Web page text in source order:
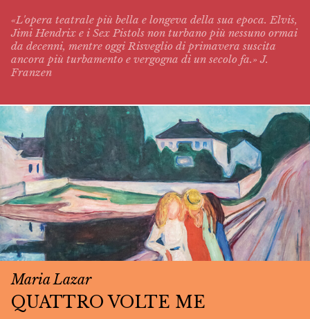
«L'opera teatrale più bella e longeva della sua epoca. Elvis,
Jimi Hendrix e i Sex Pistols non turbano più nessuno ormai
da decenni, mentre oggi Risveglio di primavera suscita
ancora più turbamento e vergogna di un secolo fa.» J.
Franzen
Maria Lazar
QUATTRO VOLTE ME